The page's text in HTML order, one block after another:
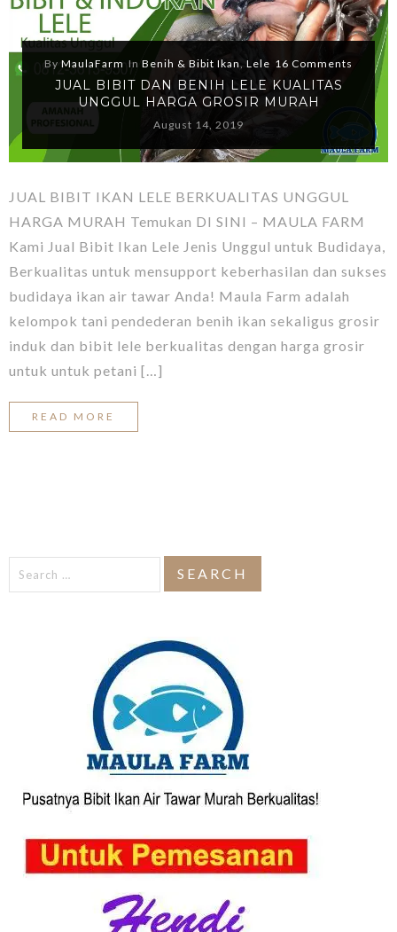
By MaulaFarm In Benih & Bibit Ikan, Lele 16 Comments
JUAL BIBIT DAN BENIH LELE KUALITAS
UNGGUL HARGA GROSIR MURAH
August 14, 2019
JUAL BIBIT IKAN LELE BERKUALITAS UNGGUL
HARGA MURAH Temukan DI SINI – MAULA FARM
Kami Jual Bibit Ikan Lele Jenis Unggul untuk Budidaya,
Berkualitas untuk mensupport keberhasilan dan sukses
budidaya ikan air tawar Anda! Maula Farm adalah
kelompok tani pendederan benih ikan sekaligus grosir
induk dan bibit lele berkualitas dengan harga grosir
untuk untuk petani […]
READ MORE
Search
for: